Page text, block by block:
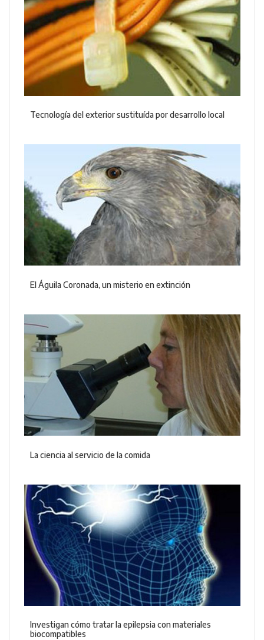
Tecnología del exterior sustituída por desarrollo local
El Águila Coronada, un misterio en extinción
La ciencia al servicio de la comida
Investigan cómo tratar la epilepsia con materiales
biocompatibles